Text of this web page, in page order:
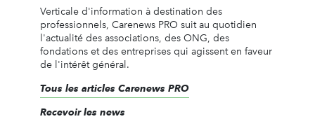
Verticale d'information à destination des
professionnels, Carenews PRO suit au quotidien
l'actualité des associations, des ONG, des
fondations et des entreprises qui agissent en faveur
de l'intérêt général.
Tous les articles Carenews PRO
Recevoir les news